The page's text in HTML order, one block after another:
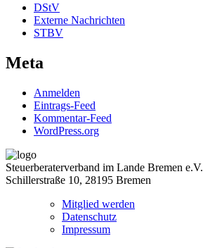
DStV
Externe Nachrichten
STBV
Meta
Anmelden
Eintrags-Feed
Kommentar-Feed
WordPress.org
Steuerberaterverband im Lande Bremen e.V.
Schillerstraße 10, 28195 Bremen
Mitglied werden
Datenschutz
Impressum